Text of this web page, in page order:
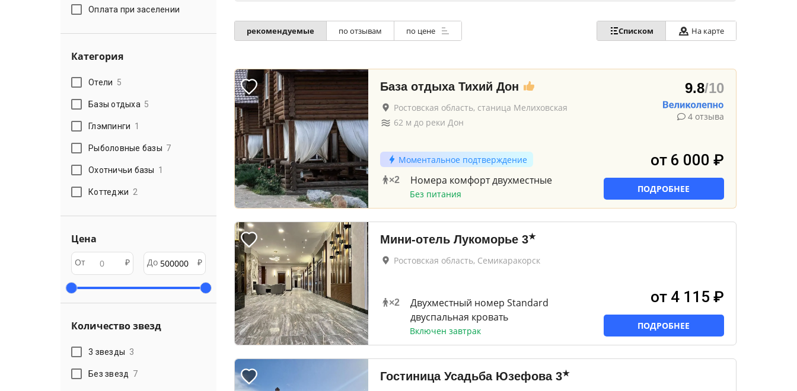
Оплата при заселении
Категория
Отели 5
Базы отдыха 5
Глэмпинги 1
Рыболовные базы 7
Охотничьи базы 1
Коттеджи 2
Цена
От ₽ До ₽
Количество звезд
3 звезды 3
Без звезд 7
рекомендуемые по отзывам по цене Списком На карте
База отдыха Тихий Дон
Ростовская область, станица Мелиховская
62 м до реки Дон
Моментальное подтверждение
×2 Номера комфорт двухместные
Без питания
9.8/10
4 отзыва
от 6 000 ₽
ПОДРОБНЕЕ
Мини-отель Лукоморье 3★
Ростовская область, Семикаракорск
×2
Двухместный номер Standard
двуспальная кровать
Включен завтрак
от 4 115 ₽
ПОДРОБНЕЕ
Гостиница Усадьба Юзефова 3★